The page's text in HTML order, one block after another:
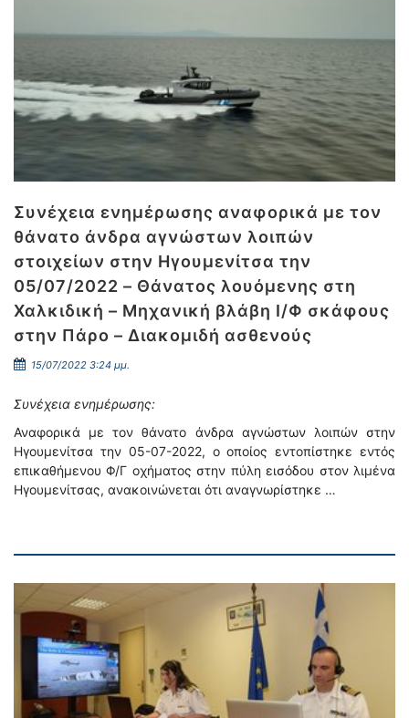
Συνέχεια ενημέρωσης αναφορικά με τον
θάνατο άνδρα αγνώστων λοιπών
στοιχείων στην Ηγουμενίτσα την
05/07/2022 – Θάνατος λουόμενης στη
Χαλκιδική – Μηχανική βλάβη Ι/Φ σκάφους
στην Πάρο – Διακομιδή ασθενούς
15/07/2022 3:24 μμ.
Συνέχεια ενημέρωσης:
Αναφορικά με τον θάνατο άνδρα αγνώστων λοιπών στην
Ηγουμενίτσα την 05-07-2022, ο οποίος εντοπίστηκε εντός
επικαθήμενου Φ/Γ οχήματος στην πύλη εισόδου στον λιμένα
Ηγουμενίτσας, ανακοινώνεται ότι αναγνωρίστηκε …